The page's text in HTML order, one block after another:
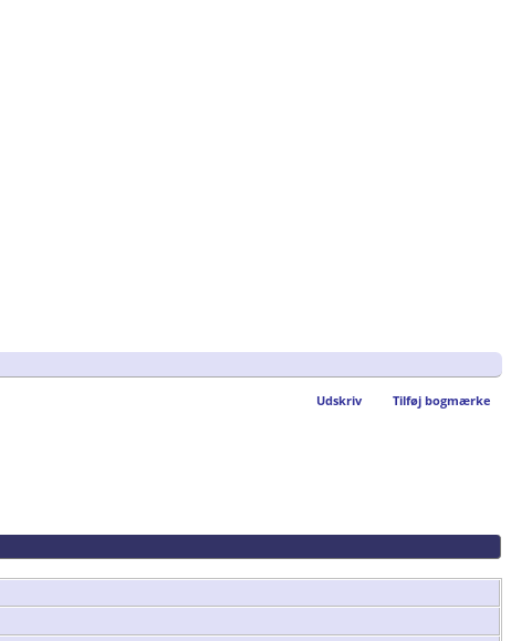
Udskriv Tilføj bogmærke